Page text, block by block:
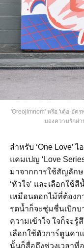
'Oreojimnom' หรือ 'เต้อ-อั
มองความรักผ่
สำหรับ ‘One Love’
แคมเปญ ‘Love
มาจากการใช้สัญลัก
‘หัวใจ’ และเลือกใช้
เหมือนดอกไม้ที่ต้อง
รดน้ำก็จะชุ่มชื่นเบิก
ความเข้าใจ ใจก็จะรู้
เลือกใช้ตัวการ์ตูนคา
นั้นก็สื่อถึงช่วงเวลาที่